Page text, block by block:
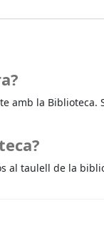
amb la Biblioteca.
al taulell de la